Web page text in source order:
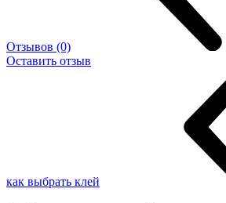
Отзывов (0)
Оставить отзыв
как выбрать клей